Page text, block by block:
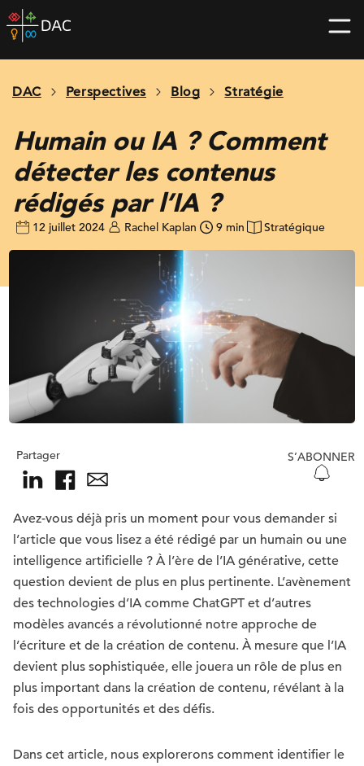
Skip
to
home
DAC Perspectives Blog Stratégie
Humain ou IA ? Comment
détecter les contenus
rédigés par l’IA ?
12 juillet 2024 Rachel Kaplan 9 min Stratégique
Partager S’ABONNER
Avez-vous déjà pris un moment pour vous demander si
l’article que vous lisez a été rédigé par un humain ou une
intelligence artificielle ? À l’ère de l’IA générative, cette
question devient de plus en plus pertinente. L’avènement
des technologies d’IA comme ChatGPT et d’autres
modèles avancés a révolutionné notre approche de
l’écriture et de la création de contenu. À mesure que l’IA
devient plus sophistiquée, elle jouera un rôle de plus en
plus important dans la création de contenu, révélant à la
fois des opportunités et des défis.
Dans cet article, nous explorerons comment identifier le